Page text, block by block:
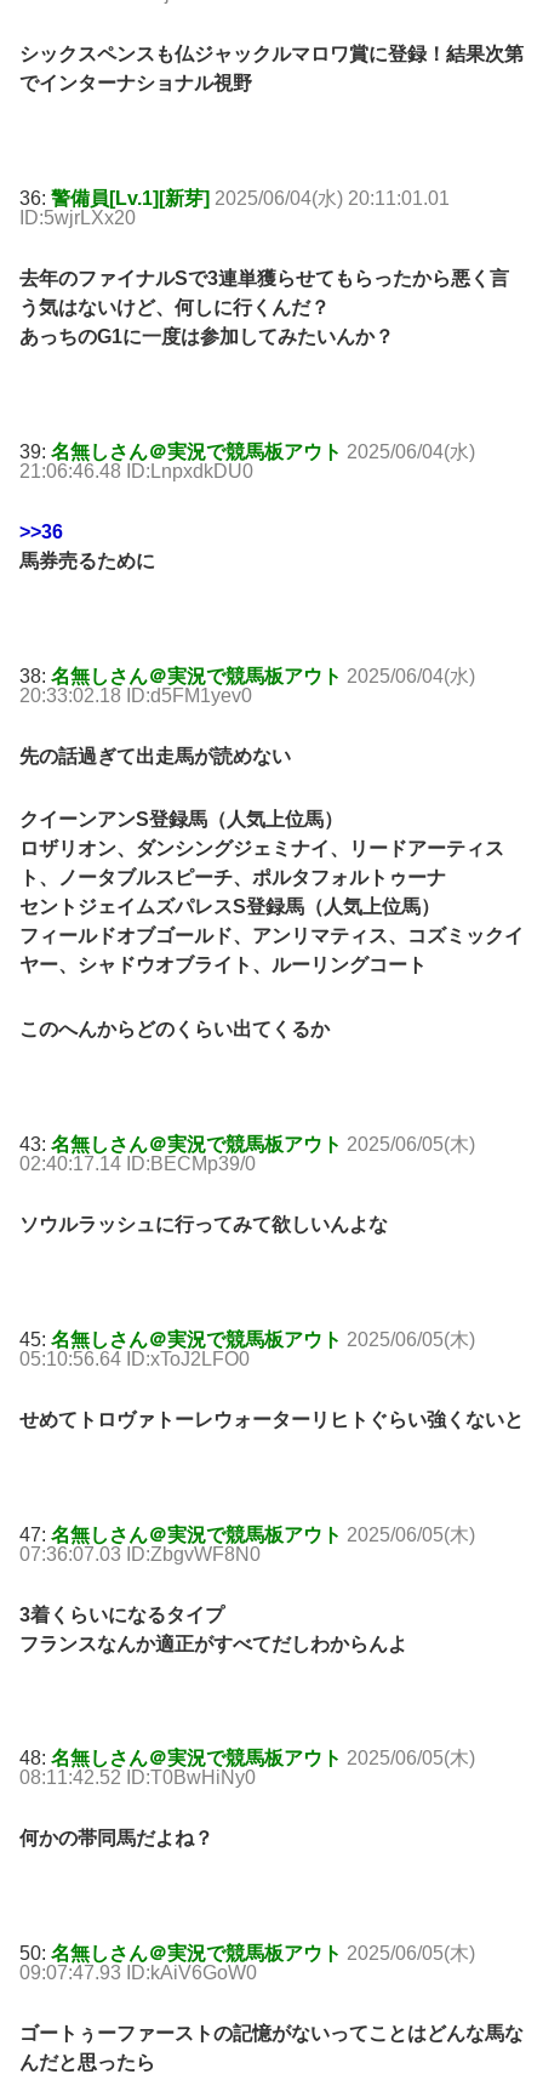
シックスペンスも仏ジャックルマロワ賞に登録！結果次第
でインターナショナル視野
36: 警備員[Lv.1][新芽] 2025/06/04(水) 20:11:01.01
ID:5wjrLXx20
去年のファイナルSで3連単獲らせてもらったから悪く言
う気はないけど、何しに行くんだ？
あっちのG1に一度は参加してみたいんか？
39: 名無しさん＠実況で競馬板アウト 2025/06/04(水)
21:06:46.48 ID:LnpxdkDU0
>>36
馬券売るために
38: 名無しさん＠実況で競馬板アウト 2025/06/04(水)
20:33:02.18 ID:d5FM1yev0
先の話過ぎて出走馬が読めない
クイーンアンS登録馬（人気上位馬）
ロザリオン、ダンシングジェミナイ、リードアーティス
ト、ノータブルスピーチ、ポルタフォルトゥーナ
セントジェイムズパレスS登録馬（人気上位馬）
フィールドオブゴールド、アンリマティス、コズミックイ
ヤー、シャドウオブライト、ルーリングコート
このへんからどのくらい出てくるか
43: 名無しさん＠実況で競馬板アウト 2025/06/05(木)
02:40:17.14 ID:BECMp39/0
ソウルラッシュに行ってみて欲しいんよな
45: 名無しさん＠実況で競馬板アウト 2025/06/05(木)
05:10:56.64 ID:xToJ2LFO0
せめてトロヴァトーレウォーターリヒトぐらい強くないと
47: 名無しさん＠実況で競馬板アウト 2025/06/05(木)
07:36:07.03 ID:ZbgvWF8N0
3着くらいになるタイプ
フランスなんか適正がすべてだしわからんよ
48: 名無しさん＠実況で競馬板アウト 2025/06/05(木)
08:11:42.52 ID:T0BwHiNy0
何かの帯同馬だよね？
50: 名無しさん＠実況で競馬板アウト 2025/06/05(木)
09:07:47.93 ID:kAiV6GoW0
ゴートぅーファーストの記憶がないってことはどんな馬な
んだと思ったら